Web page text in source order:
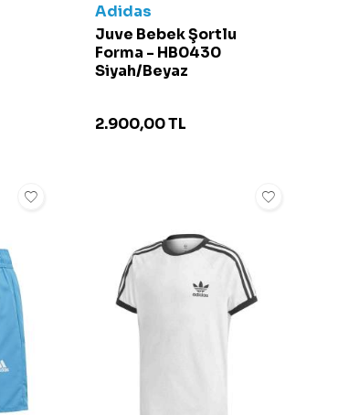
Adidas
Juve Bebek Şortlu
Forma - HB0430
Siyah/Beyaz
2.900,00TL